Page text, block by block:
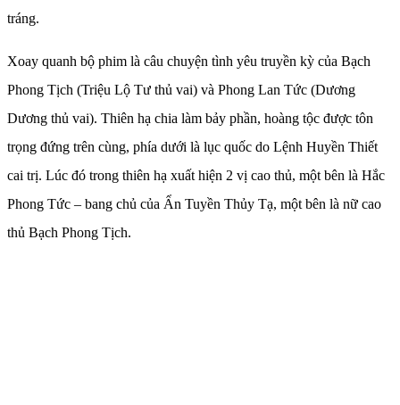
tráng.
Xoay quanh bộ phim là câu chuyện tình yêu truyền kỳ của Bạch
Phong Tịch (Triệu Lộ Tư thủ vai) và Phong Lan Tức (Dương
Dương thủ vai). Thiên hạ chia làm bảy phần, hoàng tộc được tôn
trọng đứng trên cùng, phía dưới là lục quốc do Lệnh Huyền Thiết
cai trị. Lúc đó trong thiên hạ xuất hiện 2 vị cao thủ, một bên là Hắc
Phong Tức – bang chủ của Ẩn Tuyền Thủy Tạ, một bên là nữ cao
thủ Bạch Phong Tịch.